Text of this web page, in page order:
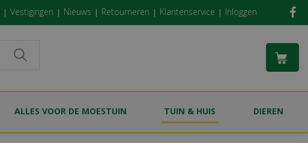
Vestigingen Nieuws Retourneren Klantenservice Inloggen
ALLES VOOR DE MOESTUIN TUIN & HUIS DIEREN